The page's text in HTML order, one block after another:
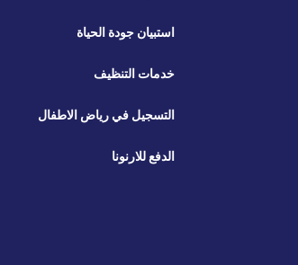
استبيان جودة الحياة
خدمات التنظيف
التسجيل في رياض الاطفال
الدفع للارنونا